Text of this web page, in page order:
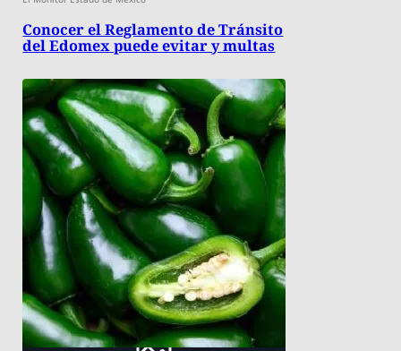
Conocer el Reglamento de Tránsito
del Edomex puede evitar y multas